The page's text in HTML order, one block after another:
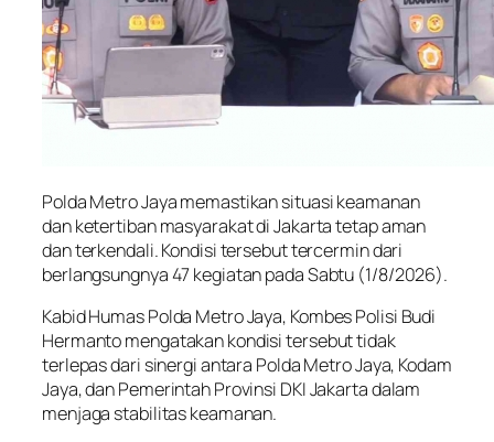
Polda Metro Jaya memastikan situasi keamanan
dan ketertiban masyarakat di Jakarta tetap aman
dan terkendali. Kondisi tersebut tercermin dari
berlangsungnya 47 kegiatan pada Sabtu (1/8/2026).
Kabid Humas Polda Metro Jaya, Kombes Polisi Budi
Hermanto mengatakan kondisi tersebut tidak
terlepas dari sinergi antara Polda Metro Jaya, Kodam
Jaya, dan Pemerintah Provinsi DKI Jakarta dalam
menjaga stabilitas keamanan.